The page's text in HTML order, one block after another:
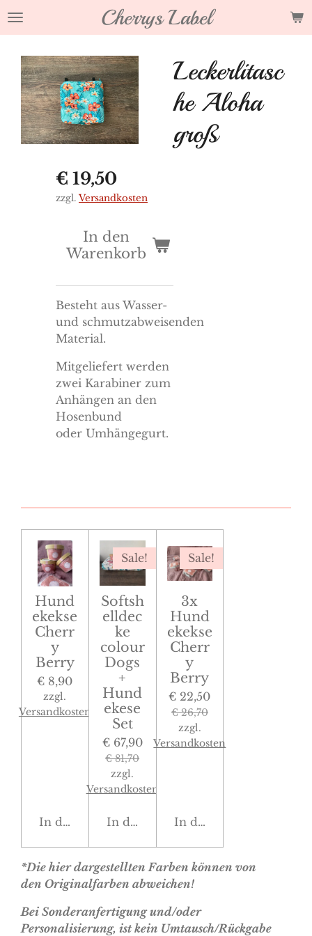
Zum
Cherrys Label
Leckerlitasc
he Aloha
groß
€ 19,50
zzgl. Versandkosten
In den
Warenkorb
Besteht aus Wasser-
und schmutzabweisenden
Material.
Mitgeliefert werden
zwei Karabiner zum
Anhängen an den
Hosenbund
oder Umhängegurt.
Hund
ekekse
Cherr
y
Berry
€ 8,90
zzgl.
Versandkosten
In den Warenkorb
Sale!
Softsh
elldec
ke
colour
Dogs
+
Hund
ekese
Set
€ 67,90
€ 81,70
zzgl.
Versandkosten
In den Warenkorb
Sale!
3x
Hund
ekekse
Cherr
y
Berry
€ 22,50
€ 26,70
zzgl.
Versandkosten
In den Warenkorb
*Die hier dargestellten Farben können von
den Originalfarben abweichen!
Bei Sonderanfertigung und/oder
Personalisierung, ist kein Umtausch/Rückgabe